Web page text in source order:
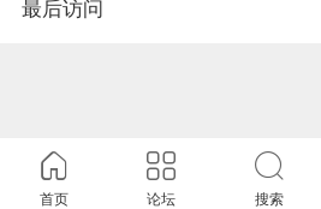
最后访问
首页 论坛 搜索